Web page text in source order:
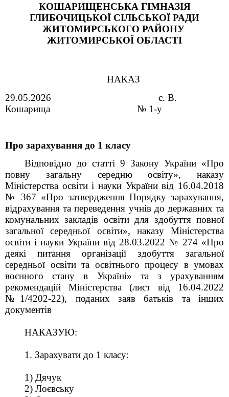
КОШАРИЩЕНСЬКА ГІМНАЗІЯ
ГЛИБОЧИЦЬКОЇ СІЛЬСЬКОЇ РАДИ
ЖИТОМИРСЬКОГО РАЙОНУ
ЖИТОМИРСЬКОЇ ОБЛАСТІ
НАКАЗ
29.05.2026                                          с. В.
Кошарища                                  № 1-у
Про зарахування до 1 класу
Відповідно до статті 9 Закону України «Про
повну загальну середню освіту», наказу
Міністерства освіти і науки України від 16.04.2018
№ 367 «Про затвердження Порядку зарахування,
відрахування та переведення учнів до державних та
комунальних закладів освіти для здобуття повної
загальної середньої освіти», наказу Міністерства
освіти і науки України від 28.03.2022 № 274 «Про
деякі питання організації здобуття загальної
середньої освіти та освітнього процесу в умовах
воєнного стану в Україні» та з урахуванням
рекомендацій Міністерства (лист від 16.04.2022
№1/4202-22), поданих заяв батьків та інших
документів
НАКАЗУЮ:
1. Зарахувати до 1 класу:
1) Дячук
2) Лоєвську